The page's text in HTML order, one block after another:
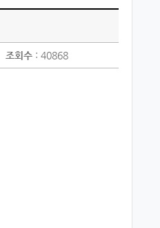
조회수: 40868